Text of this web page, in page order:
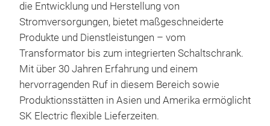
die Entwicklung und Herstellung von
Stromversorgungen, bietet maßgeschneiderte
Produkte und Dienstleistungen – vom
Transformator bis zum integrierten Schaltschrank.
Mit über 30 Jahren Erfahrung und einem
hervorragenden Ruf in diesem Bereich sowie
Produktionsstätten in Asien und Amerika ermöglicht
SK Electric flexible Lieferzeiten.